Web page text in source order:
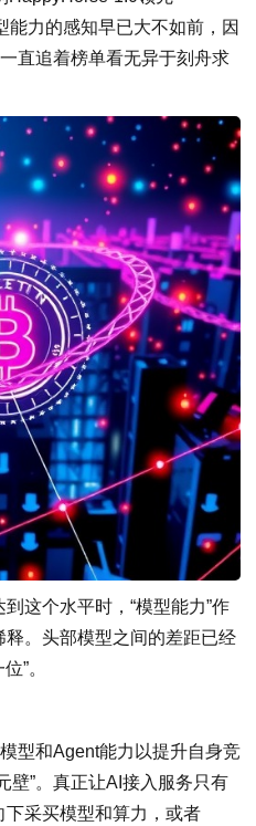
能力的感知早已大不如前，因
直追着榜单看无异于刻舟求
这个水平时，“模型能力”作
。头部模型之间的差距已经
”。
型和Agent能力以提升自身竞
壁”。真正让AI接入服务只有
采买模型和算力，或者